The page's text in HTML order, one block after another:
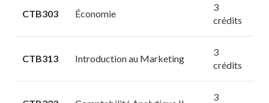
CTB303 Économie
3
crédits
CTB313 Introduction au Marketing
3
crédits
3